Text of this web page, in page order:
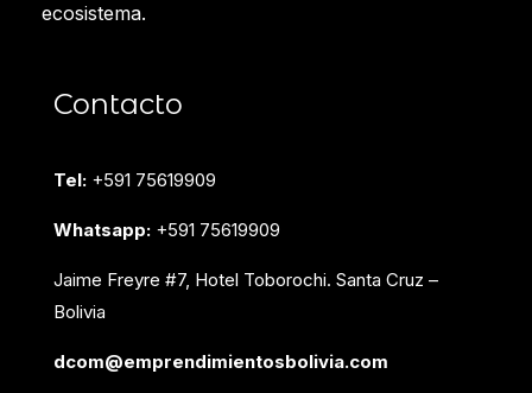
ecosistema.
Contacto
Tel: +591 75619909
Whatsapp: +591 75619909
Jaime Freyre #7, Hotel Toborochi. Santa Cruz –
Bolivia
dcom@emprendimientosbolivia.com